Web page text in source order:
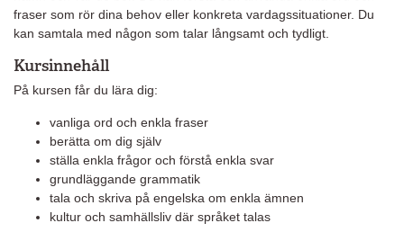
fraser som rör dina behov eller konkreta vardagssituationer. Du
kan samtala med någon som talar långsamt och tydligt.
Kursinnehåll
På kursen får du lära dig:
vanliga ord och enkla fraser
berätta om dig själv
ställa enkla frågor och förstå enkla svar
grundläggande grammatik
tala och skriva på engelska om enkla ämnen
kultur och samhällsliv där språket talas